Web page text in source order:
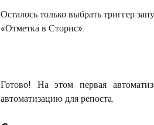
Осталось только выбрать триггер
«Отметка в Сторис».
Готово! На этом первая
автоматизацию для репоста.